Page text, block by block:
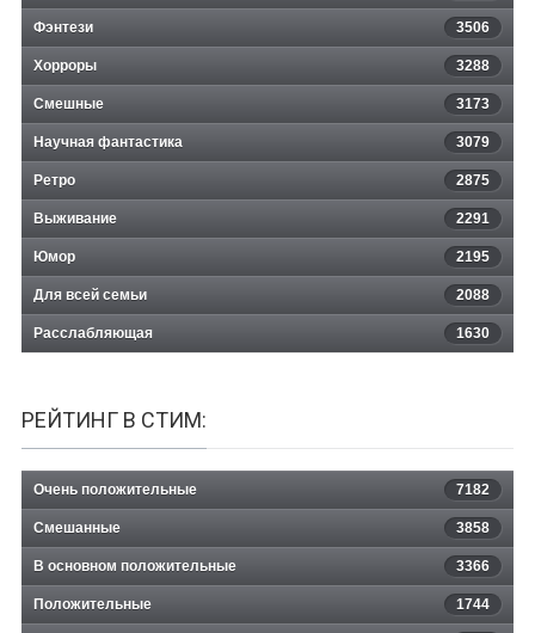
Фэнтези 3506
Хорроры 3288
Смешные 3173
Научная фантастика 3079
Ретро 2875
Выживание 2291
Юмор 2195
Для всей семьи 2088
Расслабляющая 1630
РЕЙТИНГ В СТИМ:
Очень положительные 7182
Смешанные 3858
В основном положительные 3366
Положительные 1744